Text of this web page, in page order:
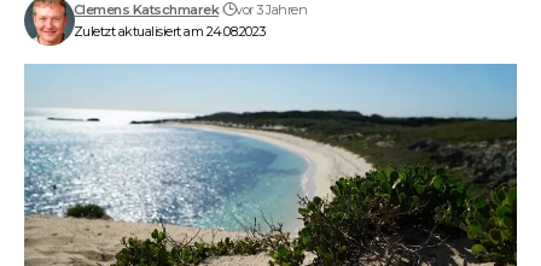
Zuletzt aktualisiert am 24.08.2023
Clemens Katschmarek vor 3 Jahren